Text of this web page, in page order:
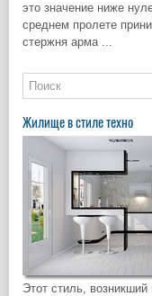
это значение ниже
среднем пролете
стержня арма ...
Жилище в стиле техно
Этот стиль,